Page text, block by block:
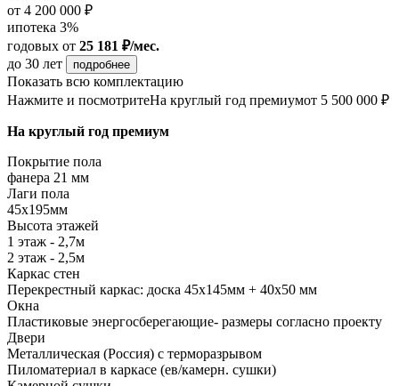
от 4 200 000 ₽
ипотека 3%
годовых от 25 181 ₽/мес.
до 30 лет
подробнее
Показать всю комплектацию
Нажмите и посмотритеНа круглый год премиумот 5 500 000 ₽
На круглый год премиум
Покрытие пола
фанера 21 мм
Лаги пола
45х195мм
Высота этажей
1 этаж - 2,7м
2 этаж - 2,5м
Каркас стен
Перекрестный каркас: доска 45х145мм + 40х50 мм
Окна
Пластиковые энергосберегающие- размеры согласно проекту
Двери
Металлическая (Россия) с терморазрывом
Пиломатериал в каркасе (ев/камерн. сушки)